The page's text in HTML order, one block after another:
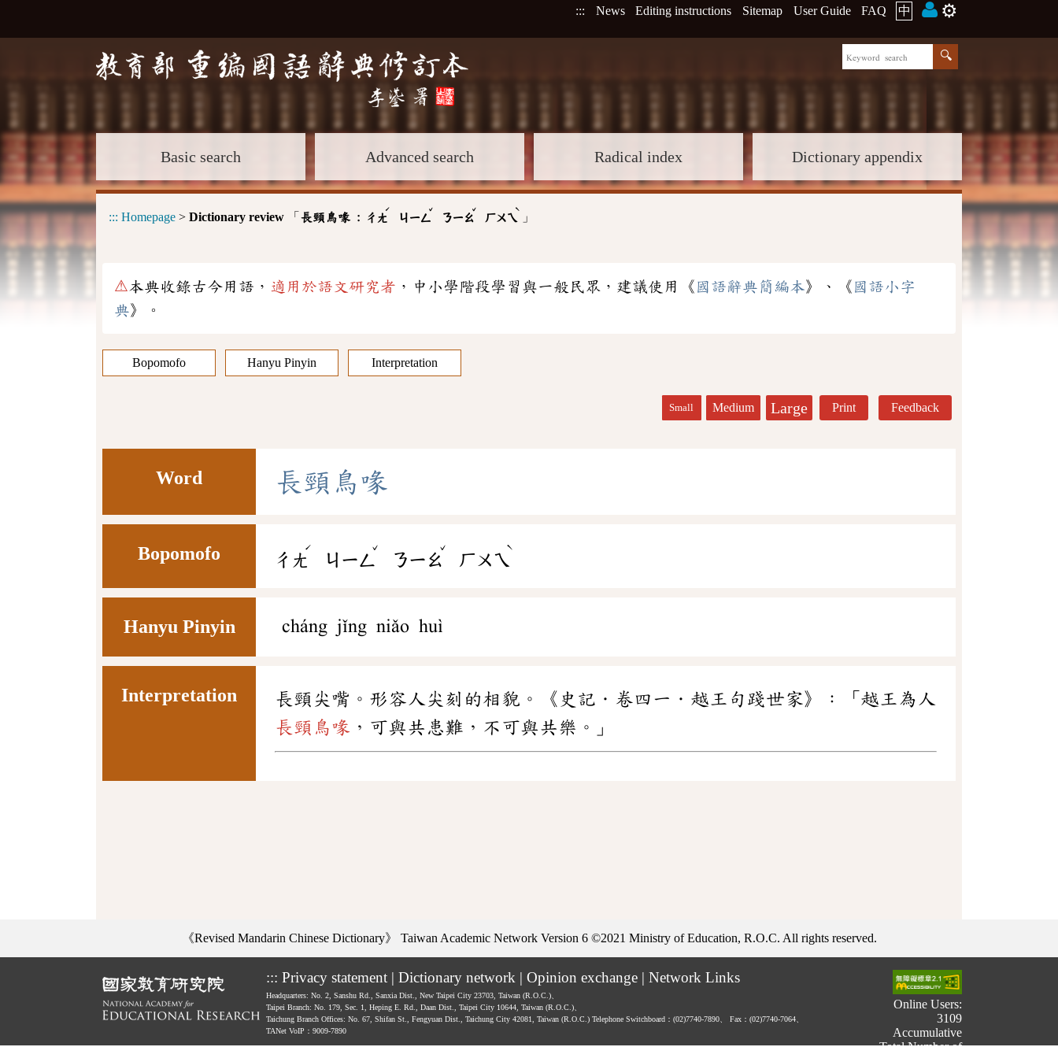
::: News Editing instructions Sitemap User Guide FAQ 中 ⚙️
Basic search Advanced search Radical index Dictionary appendix
::: Homepage > Dictionary review 「 長頸鳥喙 : ㄔㄤ
ˊ
ㄐㄧㄥ
ˇ
ㄋㄧㄠ
ˇ
ㄏㄨㄟ
ˋ
」
⚠本典收錄古今用語， 適用於語文研究者 ，中小學階段學習與一般民眾，建議使用《 國語辭典簡編本》、《 國語小字
典》。
Bopomofo Hanyu Pinyin Interpretation
Small Medium Large Print Feedback
Word 長頸 鳥喙
Bopomofo ㄔㄤ
ˊ
ㄐㄧㄥ
ˇ
ㄋㄧㄠ
ˇ
ㄏㄨㄟ
ˋ
Hanyu Pinyin cháng jǐng niǎo huì
Interpretation
長頸尖嘴。形容人尖刻的相貌。《史記．卷四一．越王句踐世家》：「越王為人
長頸鳥喙 ，可與共患難，不可與共樂。」
《Revised Mandarin Chinese Dictionary》 Taiwan Academic Network Version 6 ©2021 Ministry of Education, R.O.C. All rights reserved.
::: Privacy statement | Dictionary network | Opinion exchange | Network Links
Headquarters: No. 2, Sanshu Rd., Sanxia Dist., New Taipei City 23703, Taiwan (R.O.C.)、
Taipei Branch: No. 179, Sec. 1, Heping E. Rd., Daan Dist., Taipei City 10644, Taiwan (R.O.C.)、
Taichung Branch Offices: No. 67, Shifan St., Fengyuan Dist., Taichung City 42081, Taiwan (R.O.C.) Telephone Switchboard：(02)7740-7890、
Fax：(02)7740-7064、
TANet VoIP：9009-7890
Online Users:
3109
Accumulative
Total Number of